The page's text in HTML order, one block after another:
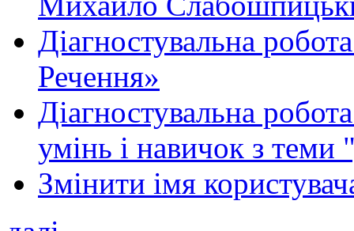
Діагностувальна
Речення»
Діагностувальна
умінь і навичок з теми
Змінити імя